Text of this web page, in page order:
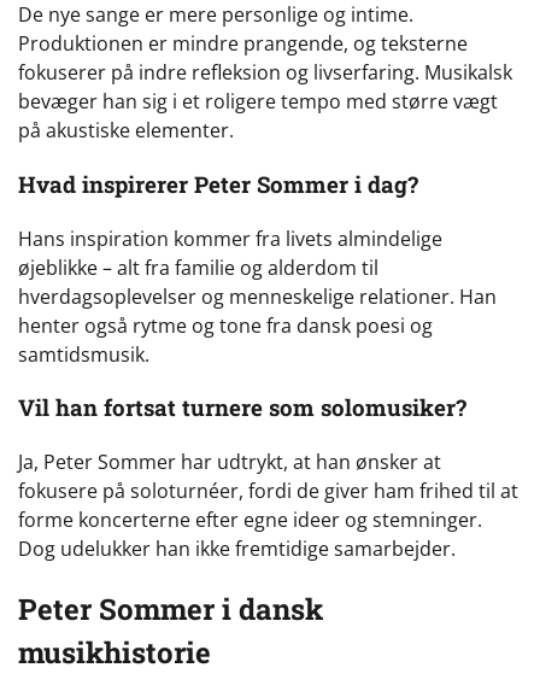
De nye sange er mere personlige og intime.
Produktionen er mindre prangende, og teksterne
fokuserer på indre refleksion og livserfaring. Musikalsk
bevæger han sig i et roligere tempo med større vægt
på akustiske elementer.
Hvad inspirerer Peter Sommer i dag?
Hans inspiration kommer fra livets almindelige
øjeblikke – alt fra familie og alderdom til
hverdagsoplevelser og menneskelige relationer. Han
henter også rytme og tone fra dansk poesi og
samtidsmusik.
Vil han fortsat turnere som solomusiker?
Ja, Peter Sommer har udtrykt, at han ønsker at
fokusere på soloturnéer, fordi de giver ham frihed til at
forme koncerterne efter egne ideer og stemninger.
Dog udelukker han ikke fremtidige samarbejder.
Peter Sommer i dansk
musikhistorie